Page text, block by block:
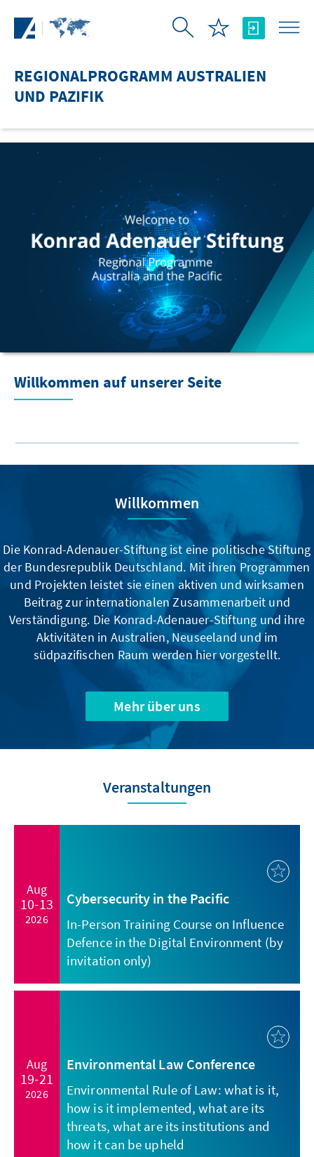
REGIONALPROGRAMM AUSTRALIEN
UND PAZIFIK
Willkommen auf unserer Seite
Willkommen
Die Konrad-Adenauer-Stiftung ist eine politische Stiftung
der Bundesrepublik Deutschland. Mit ihren Programmen
und Projekten leistet sie einen aktiven und wirksamen
Beitrag zur internationalen Zusammenarbeit und
Verständigung. Die Konrad-Adenauer-Stiftung und ihre
Aktivitäten in Australien, Neuseeland und im
südpazifischen Raum werden hier vorgestellt.
Mehr über uns
Veranstaltungen
Aug
10-13
2026
Cybersecurity in the Pacific
In-Person Training Course on Influence
Defence in the Digital Environment (by
invitation only)
Aug
19-21
2026
Environmental Law Conference
Environmental Rule of Law: what is it,
how is it implemented, what are its
threats, what are its institutions and
how it can be upheld